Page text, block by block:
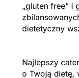
„gluten free” i
dietetyczny
Najlepszy
o Twoją dietę,